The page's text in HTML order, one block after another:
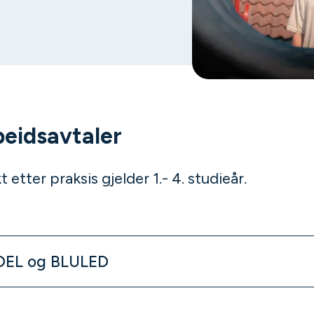
etter praksis gjelder 1.- 4. studieår.
og BLULED